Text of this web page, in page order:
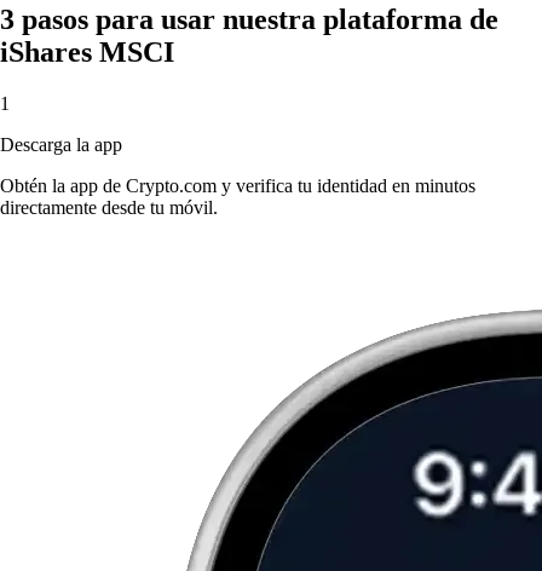
3 pasos para usar nuestra plataforma de
iShares MSCI
1
Descarga la app
Obtén la app de Crypto.com y verifica tu identidad en minutos
directamente desde tu móvil.